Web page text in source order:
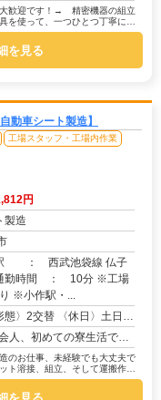
大歓迎です！→ 精密機器の組立
を使って、一つひとつ丁寧に作
を見る
動車シート製造】
工場スタッフ・工場内作業
円
製造
： 西武池袋線 仏子
勤時間 ： 10分 ※工場
※小作駅・...
休日〉土日 ■ＧＷ ■夏季休暇 ■年末年始 ※会社カレンダーによる
☆家具付き寮で初期費用0円！テレビ、エアコン、冷蔵庫など生活に必要な家電が...
のお仕事、未経験でも大丈夫で
溶接、組立、そして運搬作業